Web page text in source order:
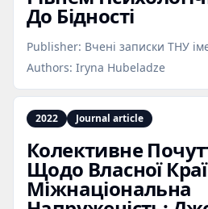
До Бідності
Publisher: Вчені записки ТНУ
Authors: Iryna Hubeladze
2022 Journal article
Колективне
Щодо Власної
Міжнаціональна